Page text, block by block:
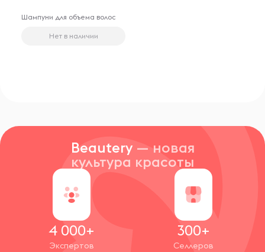
Шампуни для объема волос
Нет в наличии
Beautery — новая
культура красоты
4 000+
Экспертов
300+
Селлеров